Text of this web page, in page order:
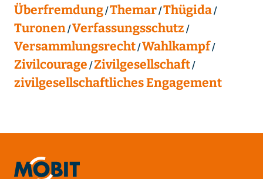
Überfremdung Themar Thügida
Turonen Verfassungsschutz
Versammlungsrecht Wahlkampf
Zivilcourage Zivilgesellschaft
zivilgesellschaftliches Engagement